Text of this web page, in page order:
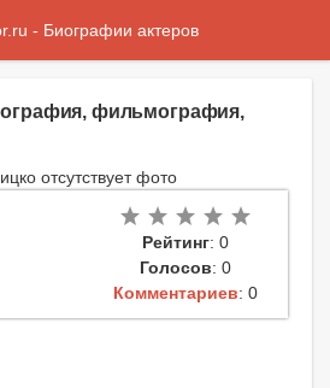
фильмография,
Рейтинг: 0
Голосов: 0
Комментариев: 0